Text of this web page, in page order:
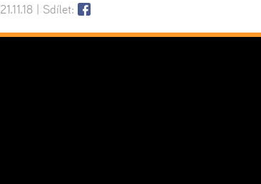
21.11.18| Sdílet: